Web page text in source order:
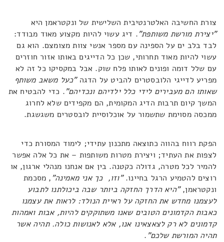
צורת החשיבה האלטרנטיבית השלישית של ונקטראמן היא
"יצירת מורשת משותפת". דיג עשוי להיות מקצוע מאוד מבודד:
לבד בלב ים על הספינה עם מספר אנשי צוות מצומצם. הוא גם
עשוי להיות מאוד תחרותי, שכן כל הדייגים באותו אזור חוזרים
עם שלל דומה ופונים לאותו פלח שוק. אבל במקסיקו כל זה לא
מפריע לדייגי הלובסטרים להביט על הדגה"כעל משאב משותף
שאותו הם מעבירים לידי כלל ילדיהם ונכדיהם". כדי להבטיח את
המשך קיום תרבות הדיג המקומית, הם מקפידים שלא לחרוג
ממכסה מסוימת שתשמור על אוכלוסיית לובסטרים משגשגת.
הפקת רווח בהווה כתוצאה מתכנון עתידי; לימוד המסורת כדי
לצפות את העתיד; ויצירת מטרות משותפות – את כל אלה אפשר
להמיר לכל מטרה, גדולה כקטנה. בין אם אנחנו מנהלי ארגון, או
רוצים להטמיע הרגל בחיינו."וזו, כך אני מאמינה", מסכמת
ונקטראמן,"היא הדרך החזקה ביותר שבה ביכולתנו לתבוע
לעצמנו מחדש את החזקה על ראיית הנולד: לראות את עצמנו
כאבות הקדמונים הטובים שאנו משתוקקים להיות, אבות ואמהות
קדמונים לא רק לצאצאינו אנו, אלא לאנושות כולה. תהיה אשר
תהיה המורשת שלכם".